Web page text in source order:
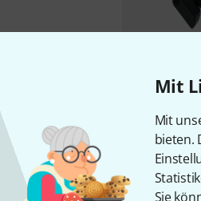
Mit
Mit
bieten.
Sie